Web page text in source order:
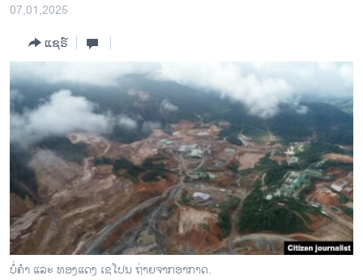
ອິດສະຫຼະພາບດ້ານການຂ່າວ
ຊີວິດຊາວລາວ
ຊຸມຊົນຊາວລາວ
ວິທະຍາສາດ-ເທັກໂນໂລຈີ
ທຸລະກິດ
ພາສາອັງກິດ
ວີດີໂອ
ສຽງ
07,01,2025
ແຊຣ໌
ບໍ່ຄຳ ແລະ ທອງແດງ ເຊໂປນ ຖ່າຍຈາກອາກາດ.